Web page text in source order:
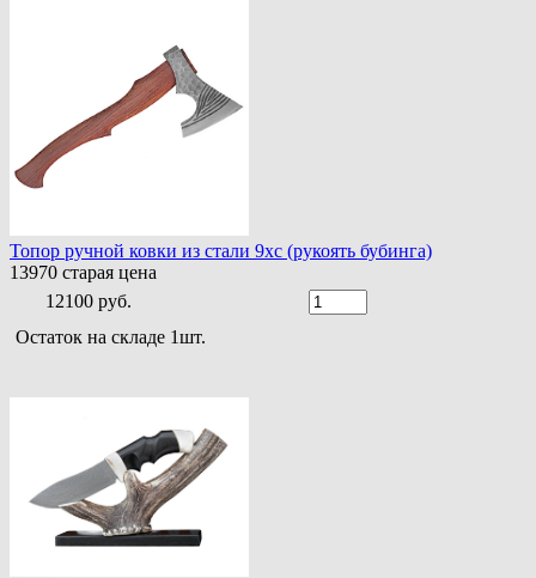
Топор ручной ковки из стали 9хс (рукоять бубинга)
13970 старая цена
12100 руб.
Остаток на складе 1шт.